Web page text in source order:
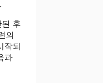
후
의
작되
과